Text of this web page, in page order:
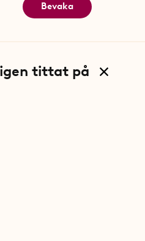
Bevaka
tittat på